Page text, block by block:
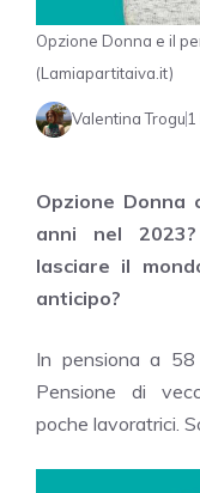
Opzione Donna e il
(Lamiapartitaiva.it)
Valentina Trogu
Opzione Donna
anni nel
lasciare il
anticipo?
In pensiona a
Pensione di
poche lavoratrici.